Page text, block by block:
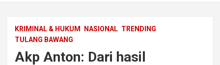
KRIMINAL & HUKUM NASIONAL TRENDING
TULANG BAWANG
Akp Anton: Dari hasil